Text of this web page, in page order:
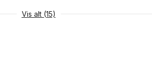
Vis alt (15)